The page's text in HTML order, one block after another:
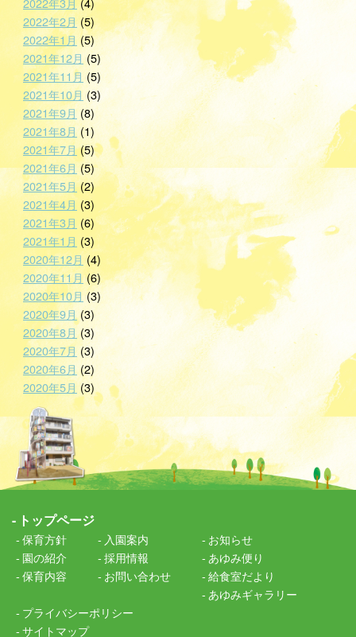
2022年2月(5)
2022年1月 (5)
2021年12月(5)
2021年11月 (5)
2021年10月 (3)
2021年9月 (8)
2021年8月 (1)
2021年7月(5)
2021年6月(5)
2021年5月(2)
2021年4月 (3)
2021年3月 (6)
2021年1月 (3)
2020年12月 (4)
2020年11月(6)
2020年10月(3)
2020年9月(3)
2020年8月(3)
2020年7月(3)
2020年6月(2)
2020年5月 (3)
トップページ
保育方針
園の紹介
保育内容
入園案内
採用情報
お問い合わせ
お知らせ
あゆみ便り
給食室だより
あゆみギャラリー
プライバシーポリシー
サイトマップ